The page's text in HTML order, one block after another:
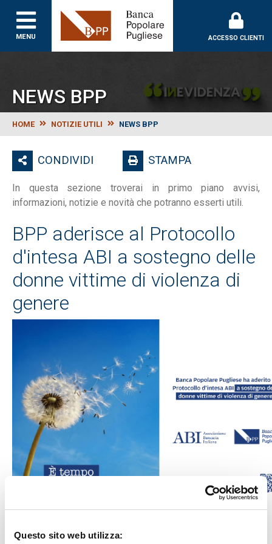
Questo sito web utilizza:
MENU
Banca Popolare
ACCESSO CLIENTI
NEWS BPP
HOME NOTIZIE UTILI NEWS BPP
CONDIVIDI STAMPA
In questa sezione troverai in primo piano avvisi,
informazioni, notizie e novità che potranno esserti utili.
BPP aderisce al Protocollo
d'intesa ABI a sostegno delle
donne vittime di violenza di
genere